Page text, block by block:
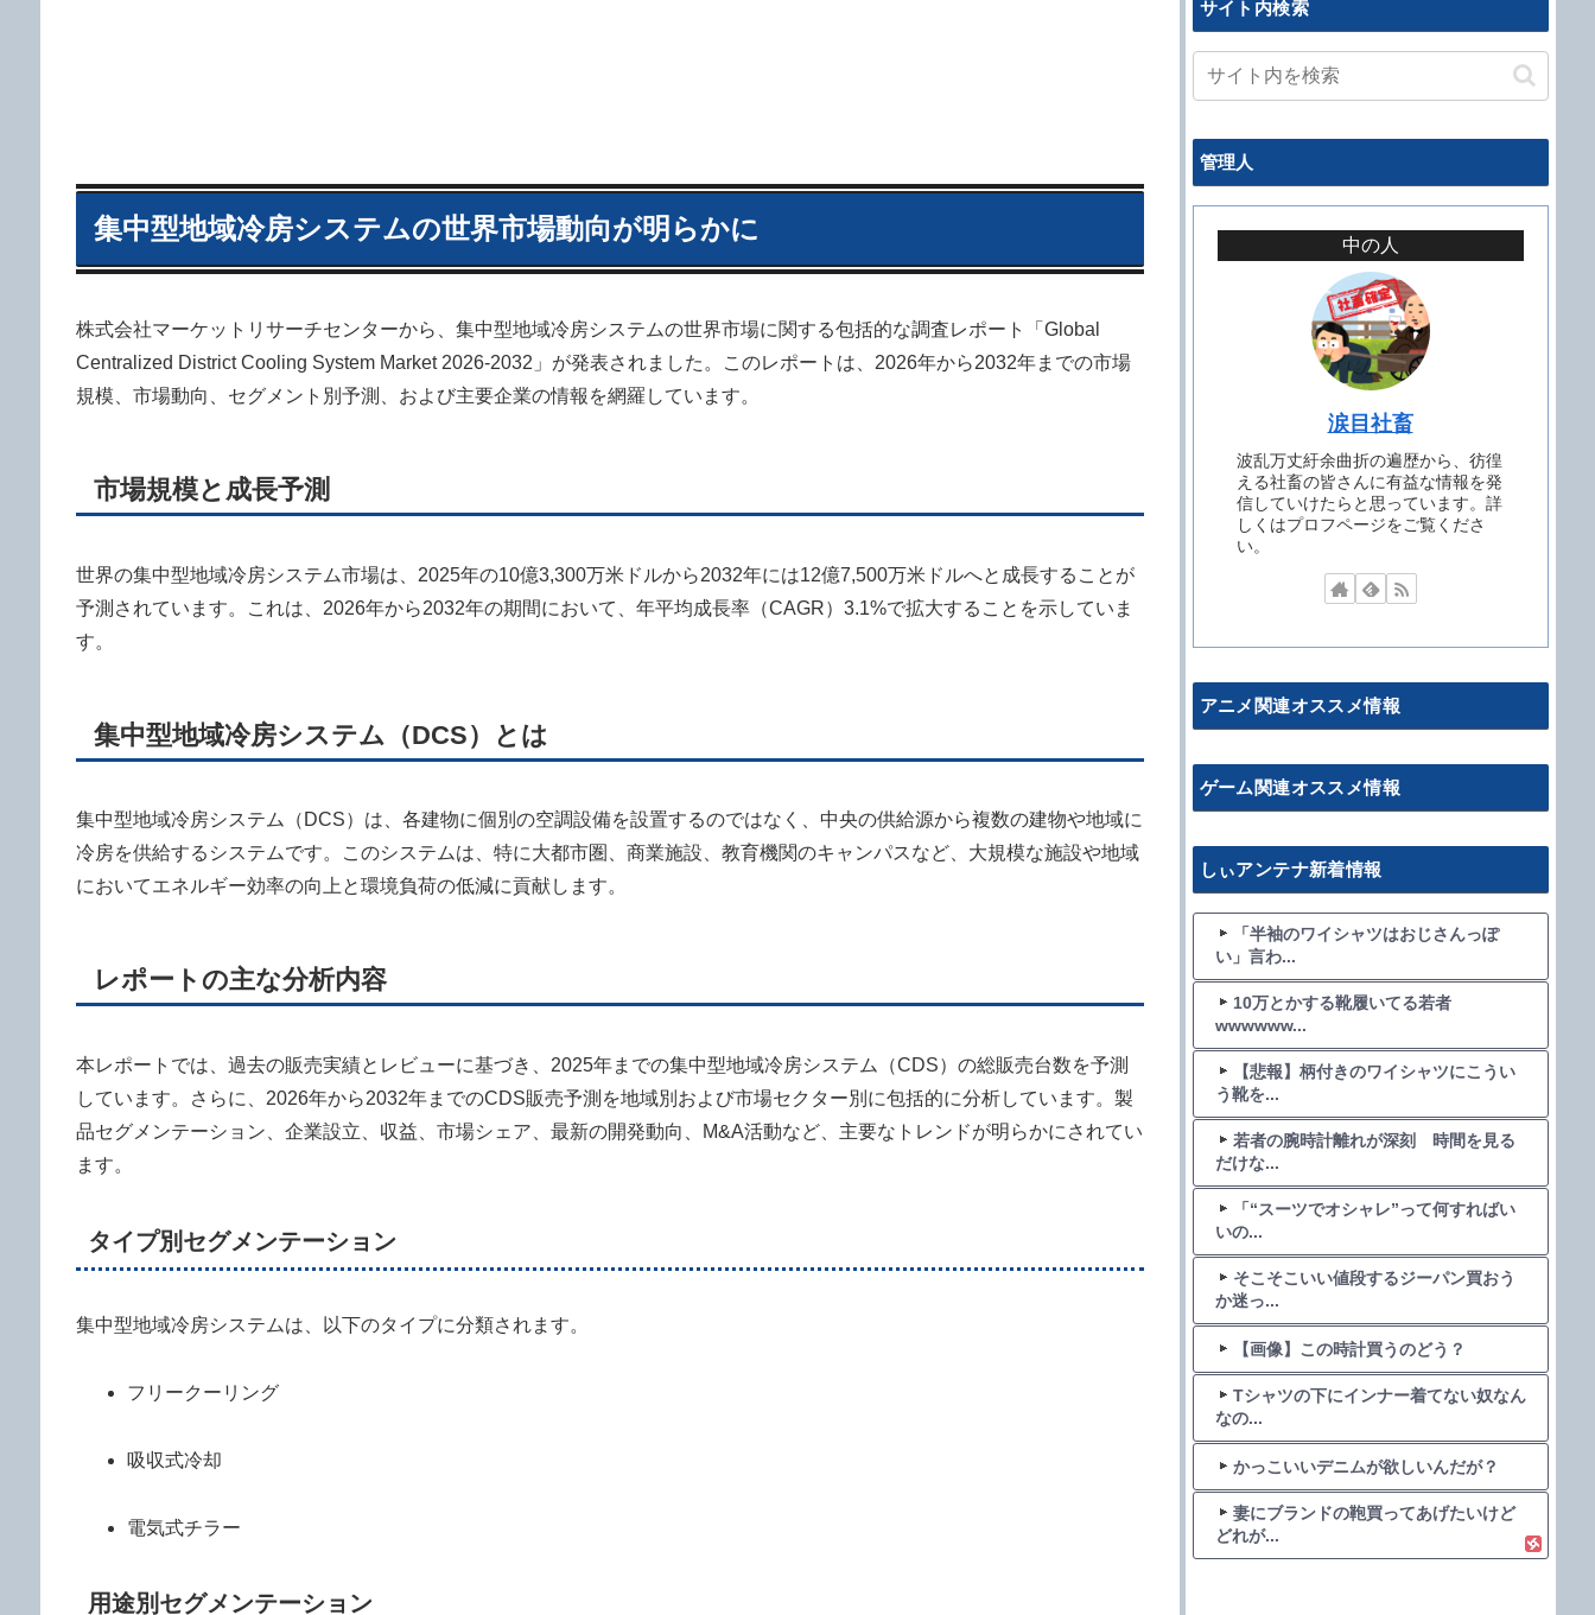
集中型地域冷房システムの世界市場動向が明らかに
株式会社マーケットリサーチセンターから、集中型地域冷房システムの世界市場に関する包括的な調査レポート「Global
Centralized District Cooling System Market 2026-2032」が発表されました。このレポートは、2026年から2032年までの市場
規模、市場動向、セグメント別予測、および主要企業の情報を網羅しています。
市場規模と成長予測
世界の集中型地域冷房システム市場は、2025年の10億3,300万米ドルから2032年には12億7,500万米ドルへと成長することが
予測されています。これは、2026年から2032年の期間において、年平均成長率（CAGR）3.1%で拡大することを示していま
す。
集中型地域冷房システム（DCS）とは
集中型地域冷房システム（DCS）は、各建物に個別の空調設備を設置するのではなく、中央の供給源から複数の建物や地域に
冷房を供給するシステムです。このシステムは、特に大都市圏、商業施設、教育機関のキャンパスなど、大規模な施設や地域
においてエネルギー効率の向上と環境負荷の低減に貢献します。
レポートの主な分析内容
本レポートでは、過去の販売実績とレビューに基づき、2025年までの集中型地域冷房システム（CDS）の総販売台数を予測
しています。さらに、2026年から2032年までのCDS販売予測を地域別および市場セクター別に包括的に分析しています。製
品セグメンテーション、企業設立、収益、市場シェア、最新の開発動向、M&A活動など、主要なトレンドが明らかにされてい
ます。
タイプ別セグメンテーション
集中型地域冷房システムは、以下のタイプに分類されます。
フリークーリング
吸収式冷却
電気式チラー
用途別セグメンテーション
サイト内検索
管理人
中の人
涙目社畜
波乱万丈紆余曲折の遍歴から、彷徨
える社畜の皆さんに有益な情報を発
信していけたらと思っています。詳
しくはプロフページをご覧くださ
い。
アニメ関連オススメ情報
ゲーム関連オススメ情報
しぃアンテナ新着情報
「半袖のワイシャツはおじさんっぽ
い」言わ...
10万とかする靴履いてる若者
wwwwww...
【悲報】柄付きのワイシャツにこうい
う靴を...
若者の腕時計離れが深刻 時間を見る
だけな...
「“スーツでオシャレ”って何すればい
いの...
そこそこいい値段するジーパン買おう
か迷っ...
【画像】この時計買うのどう？
Tシャツの下にインナー着てない奴なん
なの...
かっこいいデニムが欲しいんだが？
妻にブランドの鞄買ってあげたいけど
どれが...